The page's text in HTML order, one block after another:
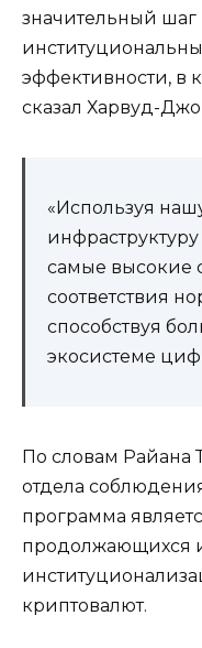
значительный
эффективности, в
сказал Харвуд-
«Используя
самые высокие
соответствия
способствуя
экосистеме
По словам Райана
отдела
программа
продолжающихся
криптовалют.